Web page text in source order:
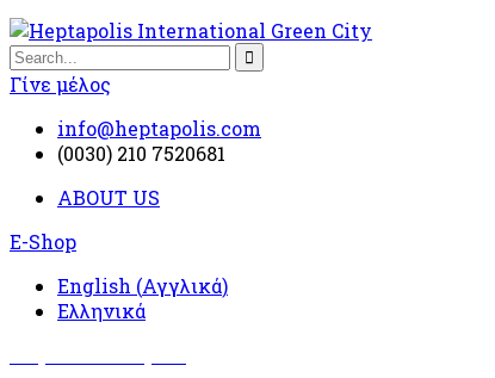
Γίνε μέλος
info@heptapolis.com
(0030) 210 7520681
ABOUT US
E-Shop
English (Αγγλικά)
Ελληνικά